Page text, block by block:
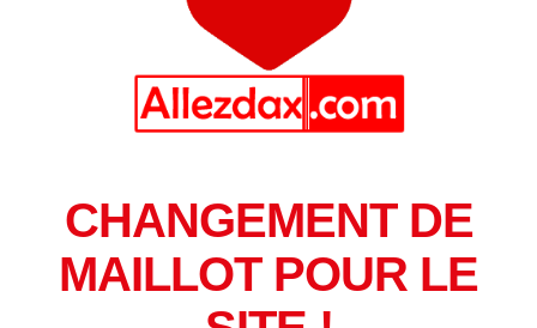
CHANGEMENT DE
MAILLOT POUR LE